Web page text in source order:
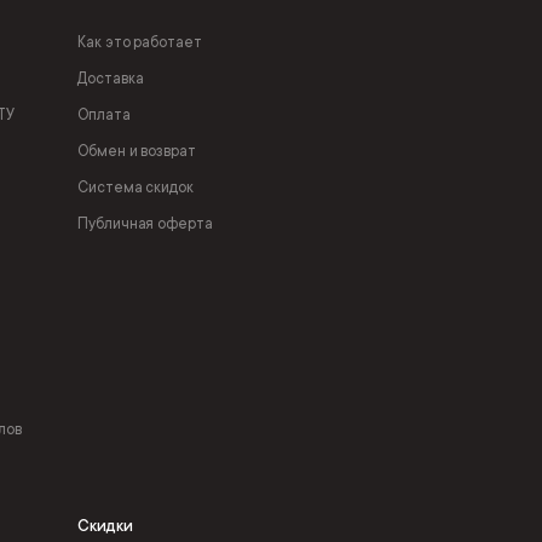
Как это работает
Доставка
Оплата
Обмен и возврат
Система скидок
Публичная оферта
Скидки